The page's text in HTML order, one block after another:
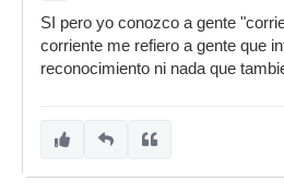
SI pero yo conozco a gente
corriente me refiero a gente que
reconocimiento ni nada que